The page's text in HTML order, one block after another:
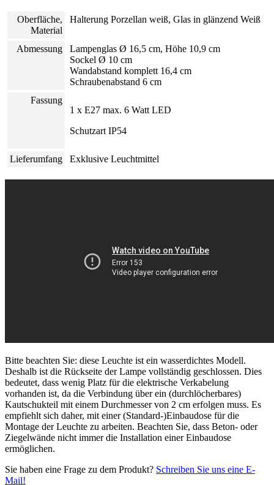
Oberfläche,
Material
Halterung Porzellan weiß, Glas in glänzend Weiß
Abmessung
Lampenglas Ø 16,5 cm, Höhe 10,9 cm
Sockel Ø 10 cm
Wandabstand komplett 16,4 cm
Schraubenabstand 6 cm
Fassung
1 x E27 max. 6 Watt LED
Schutzart IP54
Lieferumfang Exklusive Leuchtmittel
Bitte beachten Sie: diese Leuchte ist ein wasserdichtes Modell.
Deshalb ist die Rückseite der Lampe vollständig geschlossen. Dies
bedeutet, dass wenig Platz für die elektrische Verkabelung
vorhanden ist, da die Verbindung über ein (durchlöcherbares)
Kautschukteil mit einem Durchmesser von 2 cm erfolgen muss. Es
empfiehlt sich daher, mit einer (Standard-)Einbaudose für die
Montage der Leuchte zu arbeiten. Beachten Sie, dass Beton- oder
Ziegelwände nicht immer die Installation einer Einbaudose
ermöglichen.
Sie haben eine Frage zu dem Produkt? Schreiben Sie uns eine E-
Mail!